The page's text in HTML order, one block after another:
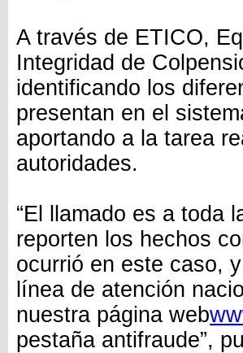
A través de ETICO,
Integridad de
identificando los
presentan en el
aportando a la tarea
autoridades.
“El llamado es a toda
reporten los hechos
ocurrió en este caso,
línea de atención
nuestra página web
pestaña antifraude”,